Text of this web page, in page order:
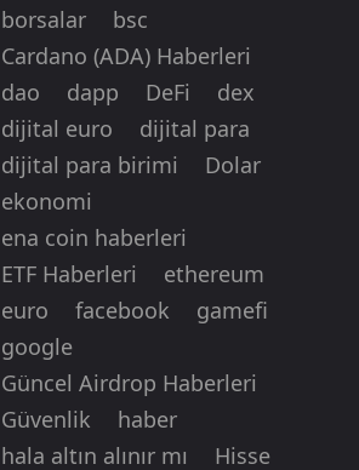
borsalar
bsc
Cardano (ADA) Haberleri
dao
dapp DeFi
dex
dijital euro
dijital para
dijital para birimi
Dolar
ekonomi
ena coin haberleri
ETF Haberleri
ethereum
euro
facebook
gamefi
google
Güncel Airdrop Haberleri
Güvenlik
haber
hala altın alınır mı
Hisse